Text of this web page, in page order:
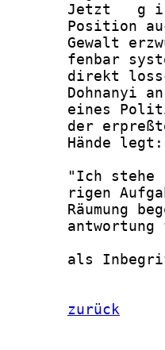
zurück